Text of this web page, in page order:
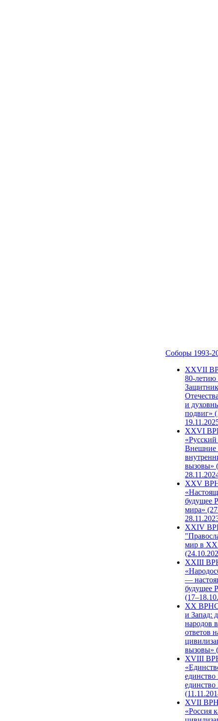
Соборы 1993-
ХХVII
80-
и
подвиг»
XXVI
Внешние
вызовы»
XXV
будущее
мира»
XXIV
мир в
XXIII
—
будущее
XX ВРНС
и Запад:
народов
ответов
вызовы»
XVIII
единство
единство
XVII
«Россия